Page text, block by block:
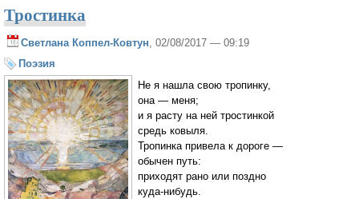
Тростинка
Светлана Коппел-Ковтун , 02/08/2017 — 09:19
Поэзия
Не я нашла свою тропинку,
она — меня;
и я расту на ней тростинкой
средь ковыля.
Тропинка привела к дороге —
обычен путь:
приходят рано или поздно
куда-нибудь.